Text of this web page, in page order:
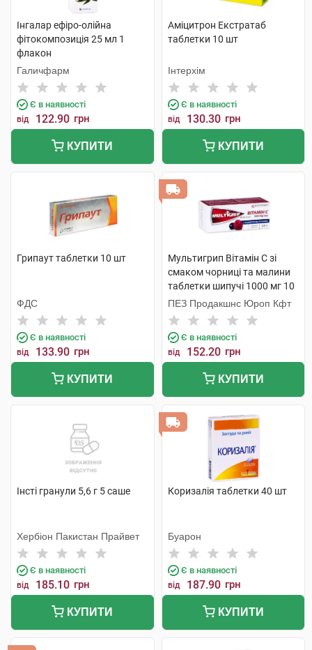
Інгалар ефіро-олійна
фітокомпозиція 25 мл 1
флакон
Галичфарм
Є в наявності
від 122.90 грн
КУПИТИ
Аміцитрон Екстратаб
таблетки 10 шт
Інтерхім
Є в наявності
від 130.30 грн
КУПИТИ
Грипаут таблетки 10 шт
ФДС
Є в наявності
від 133.90 грн
КУПИТИ
Мультигрип Вітамін С зі
смаком чорниці та малини
таблетки шипучі 1000 мг 10
шт
ПЕЗ Продакшнс Юроп Кфт
Є в наявності
від 152.20 грн
КУПИТИ
Інсті гранули 5,6 г 5 саше
Хербіон Пакистан Прайвет
Є в наявності
від 185.10 грн
КУПИТИ
Коризалія таблетки 40 шт
Буарон
Є в наявності
від 187.90 грн
КУПИТИ